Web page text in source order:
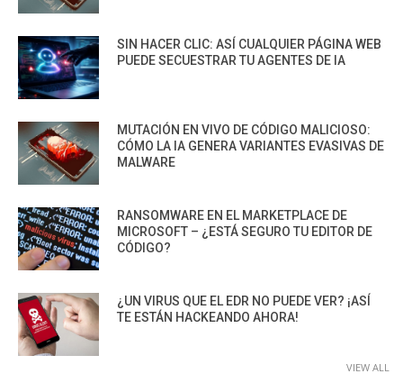
SIN HACER CLIC: ASÍ CUALQUIER PÁGINA WEB
PUEDE SECUESTRAR TU AGENTES DE IA
MUTACIÓN EN VIVO DE CÓDIGO MALICIOSO:
CÓMO LA IA GENERA VARIANTES EVASIVAS DE
MALWARE
RANSOMWARE EN EL MARKETPLACE DE
MICROSOFT – ¿ESTÁ SEGURO TU EDITOR DE
CÓDIGO?
¿UN VIRUS QUE EL EDR NO PUEDE VER? ¡ASÍ
TE ESTÁN HACKEANDO AHORA!
VIEW ALL